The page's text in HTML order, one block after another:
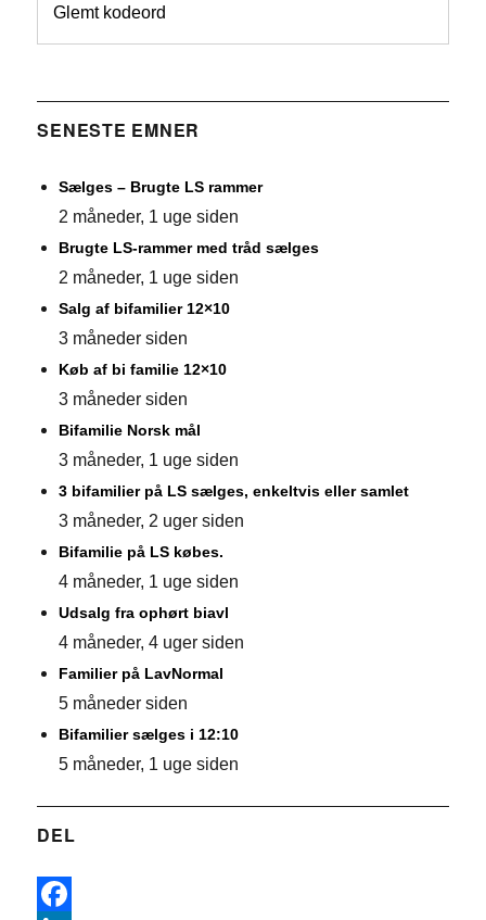
Glemt kodeord
SENESTE EMNER
Sælges – Brugte LS rammer
2 måneder, 1 uge siden
Brugte LS-rammer med tråd sælges
2 måneder, 1 uge siden
Salg af bifamilier 12×10
3 måneder siden
Køb af bi familie 12×10
3 måneder siden
Bifamilie Norsk mål
3 måneder, 1 uge siden
3 bifamilier på LS sælges, enkeltvis eller samlet
3 måneder, 2 uger siden
Bifamilie på LS købes.
4 måneder, 1 uge siden
Udsalg fra ophørt biavl
4 måneder, 4 uger siden
Familier på LavNormal
5 måneder siden
Bifamilier sælges i 12:10
5 måneder, 1 uge siden
DEL